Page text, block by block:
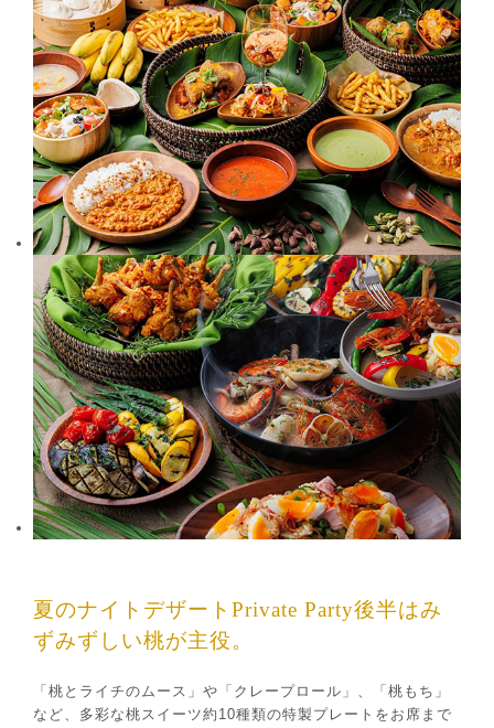
夏のナイトデザートPrivate Party後半はみ
ずみずしい桃が主役。
「桃とライチのムース」や「クレープロール」、「桃もち」
など、多彩な桃スイーツ約10種類の特製プレートをお席まで